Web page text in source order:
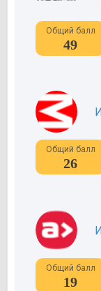
Общий балл
49
Общий балл
26
Общий балл
19